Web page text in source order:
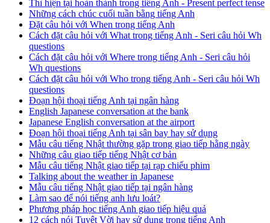
Thì hiện tại hoàn thành trong tiếng Anh - Present perfect tense
Những cách chúc cuối tuần bằng tiếng Anh
Đặt câu hỏi với When trong tiếng Anh
Cách đặt câu hỏi với What trong tiếng Anh - Seri câu hỏi Wh
questions
Cách đặt câu hỏi với Where trong tiếng Anh - Seri câu hỏi
Wh questions
Cách đặt câu hỏi với Who trong tiếng Anh - Seri câu hỏi Wh
questions
Đoạn hội thoại tiếng Anh tại ngân hàng
English Japanese conversation at the bank
Japanese English conversation at the airport
Đoạn hội thoại tiếng Anh tại sân bay hay sử dụng
Mẫu câu tiếng Nhật thường gặp trong giao tiếp hằng ngày
Những câu giao tiếp tiếng Nhật cơ bản
Mẫu câu tiếng Nhật giao tiếp tại rạp chiếu phim
Talking about the weather in Japanese
Mẫu câu tiếng Nhật giao tiếp tại ngân hàng
Làm sao để nói tiếng anh lưu loát?
Phương pháp học tiếng Anh giao tiếp hiệu quả
12 cách nói Tuyệt Vời hay sử dụng trong tiếng Anh